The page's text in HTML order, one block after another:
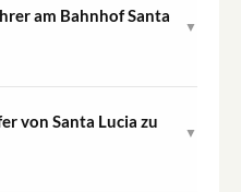
am Bahnhof Santa
▼
Nähe des
von Santa Lucia zu
▼